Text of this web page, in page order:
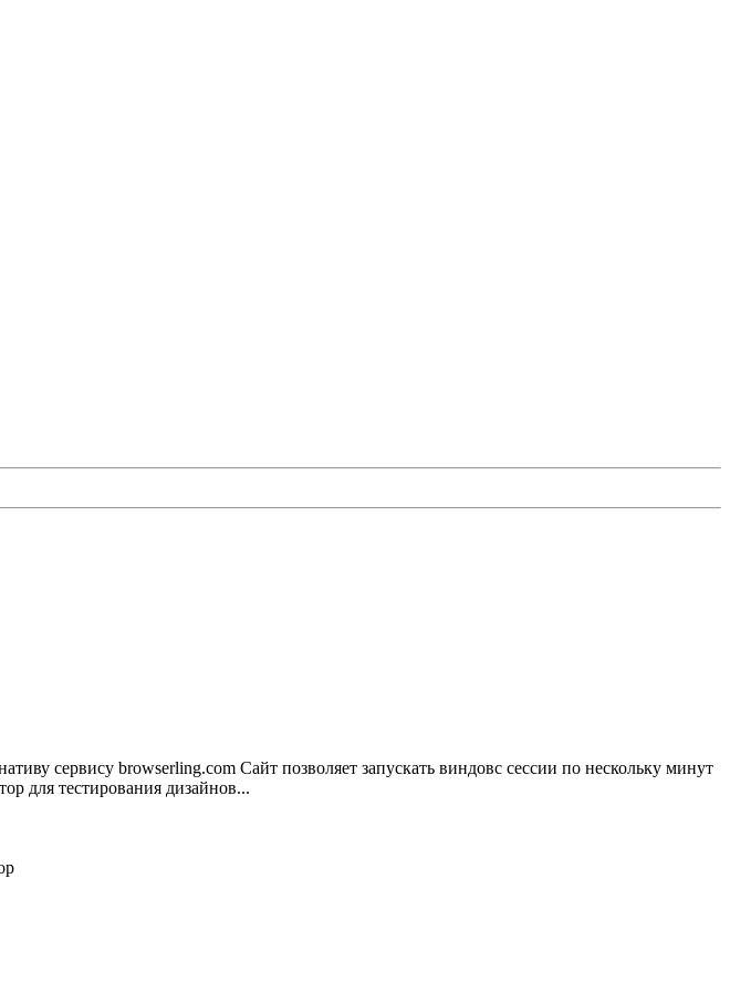
сервису browserling.com Сайт позволяет запускать виндовс сессии по нескольку минут
для тестирования дизайнов...